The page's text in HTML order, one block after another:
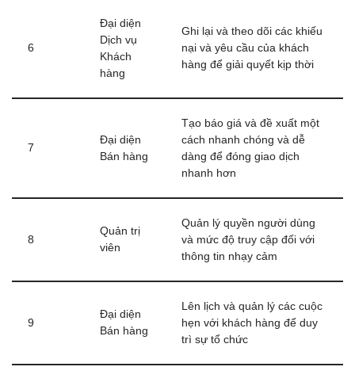
6
Đại diện
Dịch vụ
Khách
hàng
Ghi lại và theo dõi các khiếu
nại và yêu cầu của khách
hàng để giải quyết kịp thời
7
Đại diện
Bán hàng
Tạo báo giá và đề xuất một
cách nhanh chóng và dễ
dàng để đóng giao dịch
nhanh hơn
8
Quản trị
viên
Quản lý quyền người dùng
và mức độ truy cập đối với
thông tin nhạy cảm
9
Đại diện
Bán hàng
Lên lịch và quản lý các cuộc
hẹn với khách hàng để duy
trì sự tổ chức